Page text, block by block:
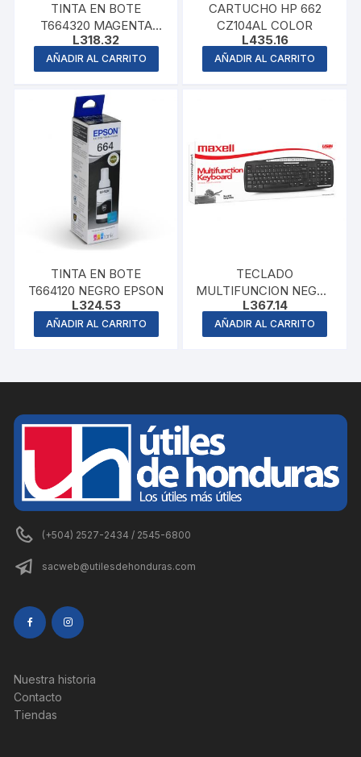
TINTA EN BOTE
T664320 MAGENTA
EPSON
L318.32
AÑADIR AL CARRITO
CARTUCHO HP 662
CZ104AL COLOR
L435.16
AÑADIR AL CARRITO
TINTA EN BOTE
T664120 NEGRO EPSON
L324.53
AÑADIR AL CARRITO
TECLADO
MULTIFUNCION NEGRO
MAXELL
L367.14
AÑADIR AL CARRITO
(+504) 2527-2434 / 2545-6800
sacweb@utilesdehonduras.com
Nuestra historia
Contacto
Tiendas